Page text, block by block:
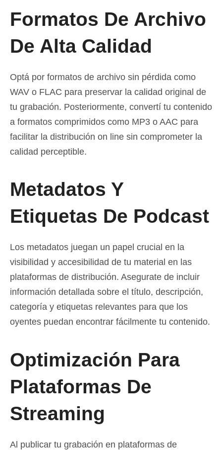
Formatos De Archivo
De Alta Calidad
Optá por formatos de archivo sin pérdida como
WAV o FLAC para preservar la calidad original de
tu grabación. Posteriormente, convertí tu contenido
a formatos comprimidos como MP3 o AAC para
facilitar la distribución on line sin comprometer la
calidad perceptible.
Metadatos Y
Etiquetas De Podcast
Los metadatos juegan un papel crucial en la
visibilidad y accesibilidad de tu material en las
plataformas de distribución. Asegurate de incluir
información detallada sobre el título, descripción,
categoría y etiquetas relevantes para que los
oyentes puedan encontrar fácilmente tu contenido.
Optimización Para
Plataformas De
Streaming
Al publicar tu grabación en plataformas de